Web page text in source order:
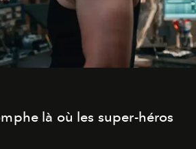
là où les super-héros